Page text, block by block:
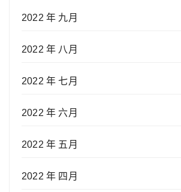
2022 年 九月
2022 年 八月
2022 年 七月
2022 年 六月
2022 年 五月
2022 年 四月